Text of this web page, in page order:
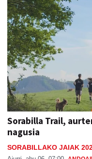
Sorabilla Trail,
nagusia
SORABILLAKO JAIAK